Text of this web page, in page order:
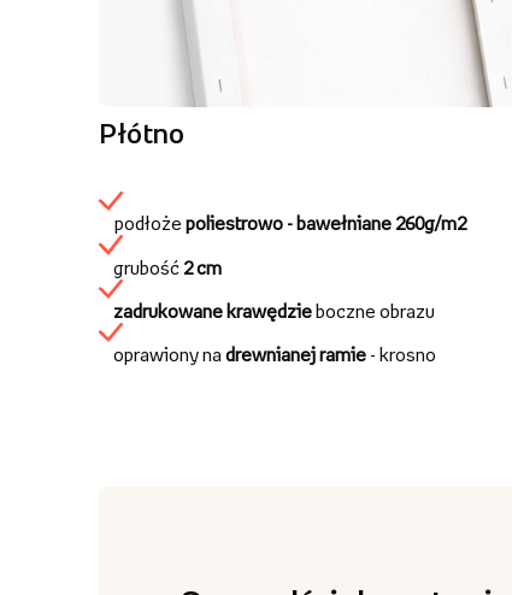
Płótno
podłoże poliestrowo - bawełniane 260g/m2
grubość 2 cm
zadrukowane krawędzie boczne obrazu
oprawiony na drewnianej ramie - krosno